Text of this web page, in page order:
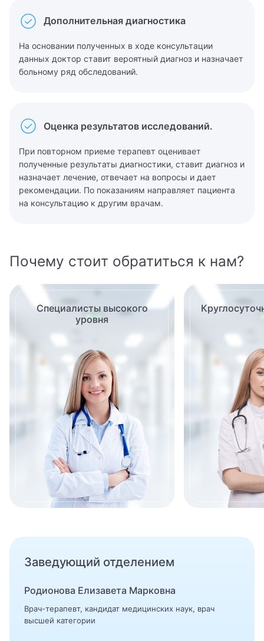
Дополнительная диагностика
На основании полученных в ходе консультации
данных доктор ставит вероятный диагноз и назначает
больному ряд обследований.
Оценка результатов исследований.
При повторном приеме терапевт оценивает
полученные результаты диагностики, ставит диагноз и
назначает лечение, отвечает на вопросы и дает
рекомендации. По показаниям направляет пациента
на консультацию к другим врачам.
Почему стоит обратиться к нам?
Специалисты высокого
уровня
Заведующий отделением
Родионова Елизавета Марковна
Врач-терапевт, кандидат медицинских наук, врач
высшей категории
КТ (компьютерная томография)
МРТ (магнитно-резонансная томография)
МРТ (магнитно-резонансная томография)
Родионова Елизавета Марковна
Тимофеев Александр Никитич
Шестаков Антон Александрович
Клиника на проспекте Мира
Клиника на Соколе
Алголог
Аллерголог
Андролог
Аритмолог
Артролог
Афазиолог
Бариатрический хирург
Врач общей практики (семейный врач)
Врач подолог (подиатр)
Врач скорой помощи
Врач физической и реабилитационной медицины
Врач эфферентной терапии
Врач-косметолог
Гастроэнтеролог
Гематолог
Гематология
Гемостазиолог
Генетик
Отправить